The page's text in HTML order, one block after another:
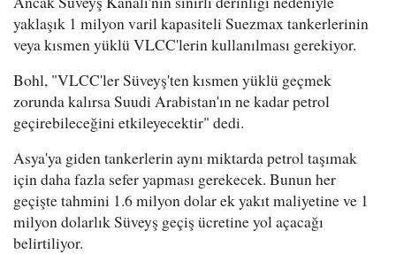
yaklaşık 1 milyon varil kapasiteli Suezmax tankerlerinin
veya kısmen yüklü VLCC'lerin kullanılması gerekiyor.
Bohl, "VLCC'ler Süveyş'ten kısmen yüklü geçmek
zorunda kalırsa Suudi Arabistan'ın ne kadar petrol
geçirebileceğini etkileyecektir" dedi.
Asya'ya giden tankerlerin aynı miktarda petrol taşımak
için daha fazla sefer yapması gerekecek. Bunun her
geçişte tahmini 1.6 milyon dolar ek yakıt maliyetine ve 1
milyon dolarlık Süveyş geçiş ücretine yol açacağı
belirtiliyor.